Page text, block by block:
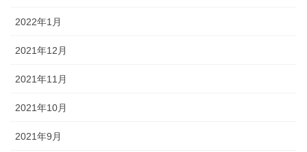
2022年1月
2021年12月
2021年11月
2021年10月
2021年9月